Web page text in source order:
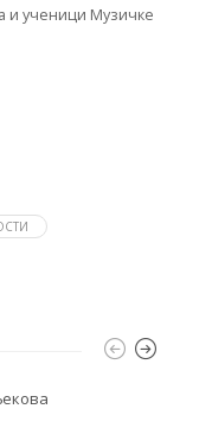
и ученици Музичке